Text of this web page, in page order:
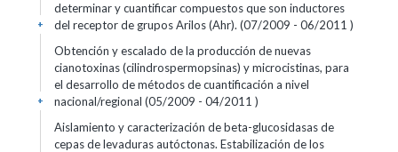
determinar y cuantificar compuestos que son inductores
del receptor de grupos Arilos (Ahr). (07/2009 - 06/2011 )
+
Obtención y escalado de la producción de nuevas
cianotoxinas (cilindrospermopsinas) y microcistinas, para
el desarrollo de métodos de cuantificación a nivel
nacional/regional (05/2009 - 04/2011 )
+
Aislamiento y caracterización de beta-glucosidasas de
cepas de levaduras autóctonas. Estabilización de los